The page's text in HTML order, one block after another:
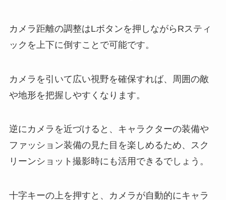
カメラ距離の調整はLボタンを押しながらRスティ
ックを上下に倒すことで可能です。
カメラを引いて広い視野を確保すれば、周囲の敵
や地形を把握しやすくなります。
逆にカメラを近づけると、キャラクターの装備や
ファッション装備の見た目を楽しめるため、スク
リーンショット撮影時にも活用できるでしょう。
十字キーの上を押すと、カメラが自動的にキャラ